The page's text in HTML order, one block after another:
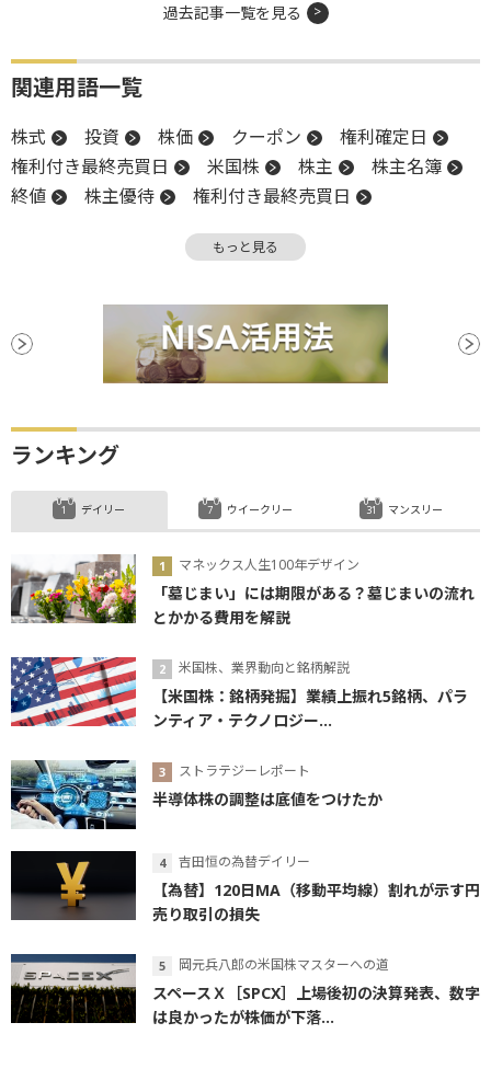
過去記事一覧を見る
関連用語一覧
株式 投資 株価 クーポン
権利確定日
権利付き最終売買日
米国株 株主
株主名簿
終値
株主優待
権利付き最終売買日
もっと見る
ランキング
デイリー
マネックス人生100年デザイン
「墓じまい」には期限がある？墓じまいの流れ
とかかる費用を解説
米国株、業界動向と銘柄解説
【米国株：銘柄発掘】業績上振れ5銘柄、パラ
ンティア・テクノロジー...
ストラテジーレポート
半導体株の調整は底値をつけたか
吉田恒の為替デイリー
【為替】120日MA（移動平均線）割れが示す円
売り取引の損失
岡元兵八郎の米国株マスターへの道
スペースＸ［SPCX］上場後初の決算発表、数字
は良かったが株価が下落...
ウイークリー マンスリー